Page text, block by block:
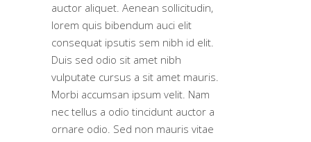
auctor aliquet. Aenean sollicitudin,
lorem quis bibendum auci elit
consequat ipsutis sem nibh id elit.
Duis sed odio sit amet nibh
vulputate cursus a sit amet mauris.
Morbi accumsan ipsum velit. Nam
nec tellus a odio tincidunt auctor a
ornare odio. Sed non mauris vitae